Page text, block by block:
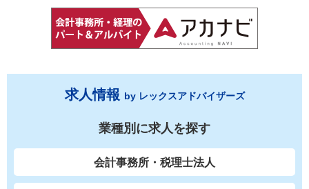
求人情報 by レックスアドバイザーズ
業種別に求人を探す
会計事務所・税理士法人